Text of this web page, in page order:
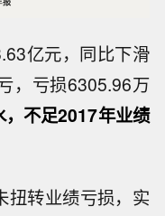
亿元，同比下滑
，亏损6305.96万
不足2017年业绩
扭转业绩亏损，实